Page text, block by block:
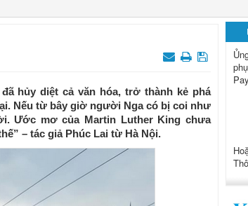
hủy diệt cả văn hóa, trở thành kẻ phá
Nếu từ bây giờ người Nga có bị coi như
Ước mơ của Martin Luther King chưa
– tác giả Phúc Lai từ Hà Nội.